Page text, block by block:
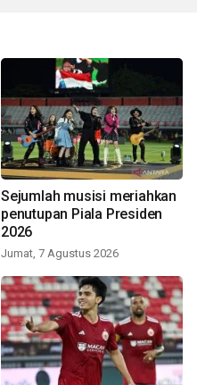
Sejumlah musisi meriahkan
penutupan Piala Presiden
2026
Jumat, 7 Agustus 2026